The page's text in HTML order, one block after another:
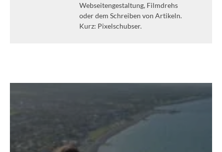
Webseitengestaltung, Filmdrehs
oder dem Schreiben von Artikeln.
Kurz: Pixelschubser.